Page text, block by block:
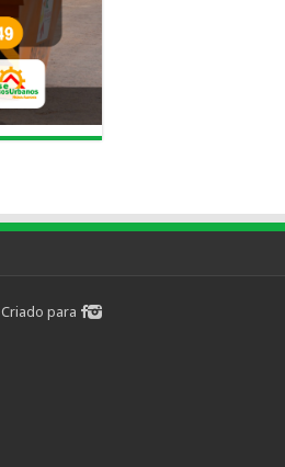
Criado para